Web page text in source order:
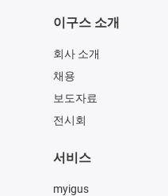
이구스 소개
회사 소개
채용
보도자료
전시회
서비스
myigus